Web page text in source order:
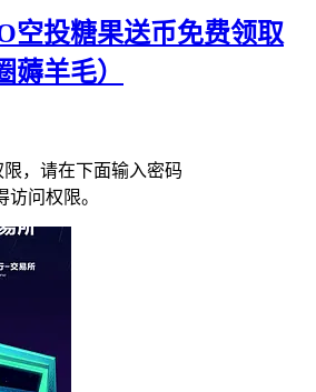
空投糖果送币免费领取
薅羊毛）
，请在下面输入密码
访问权限。